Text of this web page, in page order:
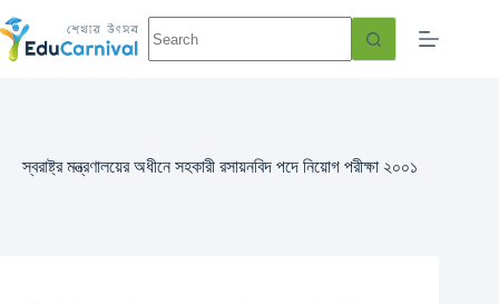
স্বরাষ্ট্র মন্ত্রণালয়ের অধীনে সহকারী রসায়নবিদ পদে নিয়োগ পরীক্ষা ২০০১